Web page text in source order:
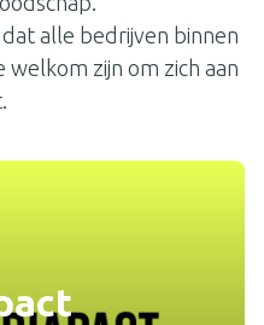
alle bedrijven binnen
zijn om zich aan